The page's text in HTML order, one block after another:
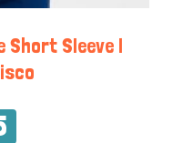
Short Sleeve |